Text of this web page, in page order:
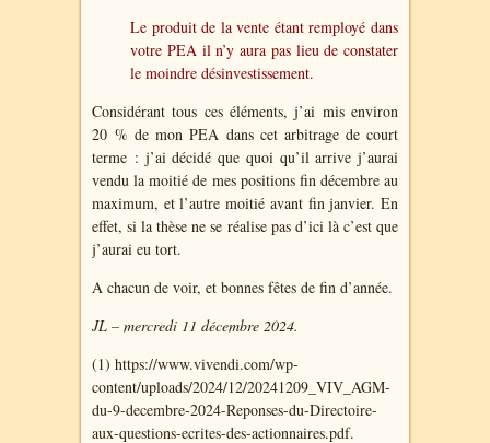
Le produit de la vente étant remployé dans
votre PEA il n’y aura pas lieu de constater
le moindre désinvestissement.
Considérant tous ces éléments, j’ai mis environ
20 % de mon PEA dans cet arbitrage de court
terme : j’ai décidé que quoi qu’il arrive j’aurai
vendu la moitié de mes positions fin décembre au
maximum, et l’autre moitié avant fin janvier. En
effet, si la thèse ne se réalise pas d’ici là c’est que
j’aurai eu tort.
A chacun de voir, et bonnes fêtes de fin d’année.
JL – mercredi 11 décembre 2024.
(1) https://www.vivendi.com/wp-
content/uploads/2024/12/20241209_VIV_AGM-
du-9-decembre-2024-Reponses-du-Directoire-
aux-questions-ecrites-des-actionnaires.pdf.